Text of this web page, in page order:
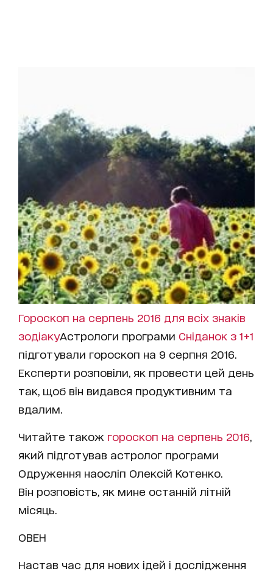
Гороскоп на серпень 2016 для всіх знаків
зодіакуАстрологи програми Сніданок з 1+1
підготували гороскоп на 9 серпня 2016.
Експерти розповіли, як провести цей день
так, щоб він видався продуктивним та
вдалим.
Читайте також гороскоп на серпень 2016
який підготував астролог програми
Одруження наосліп Олексій Котенко.
Він розповість, як мине останній літній
місяць.
ОВЕН
Настав час для нових ідей і дослідження